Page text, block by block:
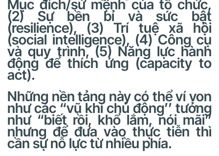
Mục đích/sứ mệnh của tổ chức,
(2) Sự bền bỉ và sức bật
(resilience), (3) Trí tuệ xã hội
(social intelligence), (4) Công cụ
và quy trình, (5) Năng lực hành
động để thích ứng (capacity to
act).
Những nền tảng này có thể ví von
như các “vũ khí chủ động’’ tưởng
như “biết rồi, khổ lắm, nói mãi”
nhưng để đưa vào thực tiễn thì
cần sự nỗ lực từ nhiều phía.